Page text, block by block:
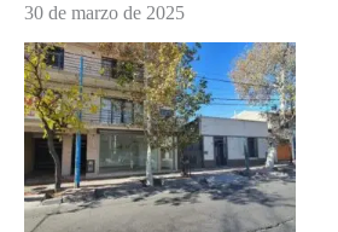
30 de marzo de 2025